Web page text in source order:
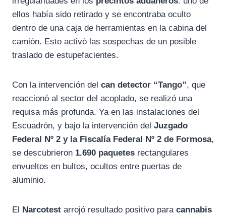
ellos había sido retirado y se encontraba oculto
dentro de una caja de herramientas en la cabina del
camión. Esto activó las sospechas de un posible
traslado de estupefacientes.
Con la intervención del can detector “Tango”, que
reaccionó al sector del acoplado, se realizó una
requisa más profunda. Ya en las instalaciones del
Escuadrón, y bajo la intervención del Juzgado
Federal Nº 2 y la Fiscalía Federal Nº 2 de Formosa,
se descubrieron 1.690 paquetes rectangulares
envueltos en bultos, ocultos entre puertas de
aluminio.
El Narcotest arrojó resultado positivo para cannabis